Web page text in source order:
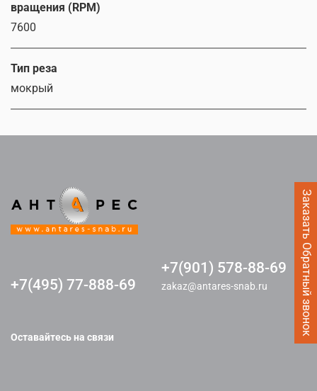
Заказать Обратный звонок
вращения (RPM)
7600
Тип реза
мокрый
+7(495) 77-888-69
+7(901) 578-88-69
zakaz@antares-snab.ru
Оставайтесь на связи